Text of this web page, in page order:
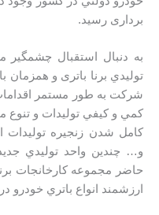
برداری رسید.
به دنبال استقبال
توليدي برنا باتری و همزمان
شرکت به طور مستمر
كمي و كيفي توليدات و تنوع
كامل شدن زنجيره
و… چندين واحد توليدي
حاضر مجموعه كارخانجات
ارزشمند انواع باتري خودرو